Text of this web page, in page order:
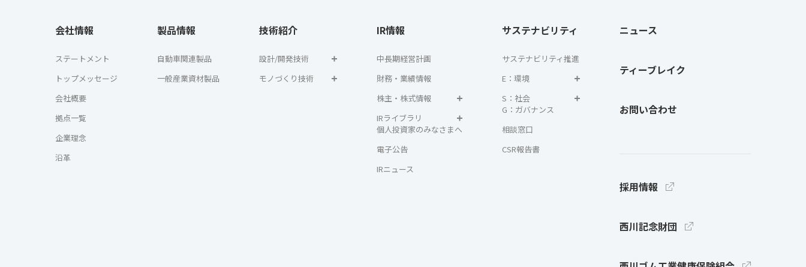
会社情報
ステートメント
トップメッセージ
会社概要
拠点一覧
企業理念
沿革
製品情報
自動車関連製品
一般産業資材製品
技術紹介
設計/開発技術
モノづくり技術
IR情報
中長期経営計画
財務・業績情報
株主・株式情報
IRライブラリ
個人投資家のみなさまへ
電子公告
IRニュース
サステナビリティ
サステナビリティ推進
E：環境
S：社会
G：ガバナンス
相談窓口
CSR報告書
ニュース
ティーブレイク
お問い合わせ
採用情報
西川記念財団